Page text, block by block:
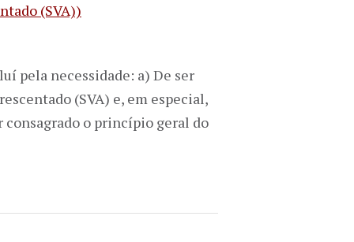
(SVA))
pela necessidade: a) De ser
(SVA) e, em especial,
consagrado o princípio geral do